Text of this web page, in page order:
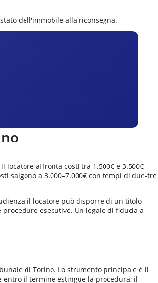
dell'immobile alla riconsegna.
locatore affronta costi tra 1.500€ e 3.500€
salgono a 3.000–7.000€ con tempi di due-tre
il locatore può disporre di un titolo
esecutive. Un legale di fiducia a
di Torino. Lo strumento principale è il
entro il termine estingue la procedura; il